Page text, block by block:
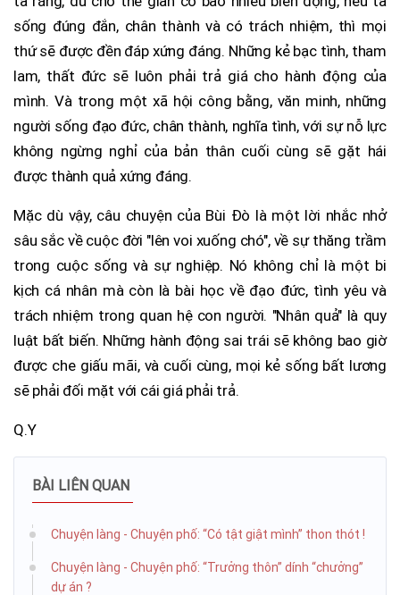
sống đúng đắn, chân thành và có trách nhiệm, thì mọi
thứ sẽ được đền đáp xứng đáng. Những kẻ bạc tình, tham
lam, thất đức sẽ luôn phải trả giá cho hành động của
mình. Và trong một xã hội công bằng, văn minh, những
người sống đạo đức, chân thành, nghĩa tình, với sự nỗ lực
không ngừng nghỉ của bản thân cuối cùng sẽ gặt hái
được thành quả xứng đáng.
Mặc dù vậy, câu chuyện của Bùi Đò là một lời nhắc nhở
sâu sắc về cuộc đời "lên voi xuống chó", về sự thăng trầm
trong cuộc sống và sự nghiệp. Nó không chỉ là một bi
kịch cá nhân mà còn là bài học về đạo đức, tình yêu và
trách nhiệm trong quan hệ con người. "Nhân quả" là quy
luật bất biến. Những hành động sai trái sẽ không bao giờ
được che giấu mãi, và cuối cùng, mọi kẻ sống bất lương
sẽ phải đối mặt với cái giá phải trả.
Q.Y
BÀI LIÊN QUAN
Chuyện làng - Chuyện phố: “Có tật giật mình” thon thót !
Chuyện làng - Chuyện phố: “Trưởng thôn” dính “chưởng”
dự án ?